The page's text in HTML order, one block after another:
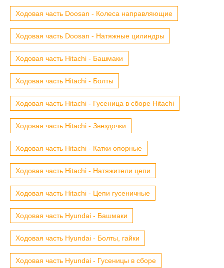
Ходовая часть Doosan - Колеса направляющие
Ходовая часть Doosan - Натяжные цилиндры
Ходовая часть Hitachi - Башмаки
Ходовая часть Hitachi - Болты
Ходовая часть Hitachi - Гусеница в сборе Hitachi
Ходовая часть Hitachi - Звездочки
Ходовая часть Hitachi - Катки опорные
Ходовая часть Hitachi - Натяжители цепи
Ходовая часть Hitachi - Цепи гусеничные
Ходовая часть Hyundai - Башмаки
Ходовая часть Hyundai - Болты, гайки
Ходовая часть Hyundai - Гусеницы в сборе